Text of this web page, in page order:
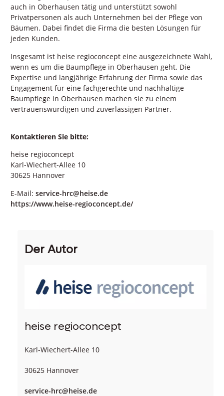
auch in Oberhausen tätig und unterstützt sowohl
Privatpersonen als auch Unternehmen bei der Pflege von
Bäumen. Dabei findet die Firma die besten Lösungen für
jeden Kunden.
Insgesamt ist heise regioconcept eine ausgezeichnete Wahl,
wenn es um die Baumpflege in Oberhausen geht. Die
Expertise und langjährige Erfahrung der Firma sowie das
Engagement für eine fachgerechte und nachhaltige
Baumpflege in Oberhausen machen sie zu einem
vertrauenswürdigen und zuverlässigen Partner.
Kontaktieren Sie bitte:
heise regioconcept
Karl-Wiechert-Allee 10
30625 Hannover
E-Mail: service-hrc@heise.de
https://www.heise-regioconcept.de/
Der Autor
heise regioconcept
Karl-Wiechert-Allee 10
30625 Hannover
service-hrc@heise.de